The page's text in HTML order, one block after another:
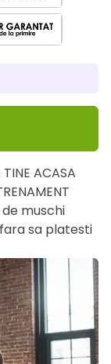
ACASA
muschi
sa platesti